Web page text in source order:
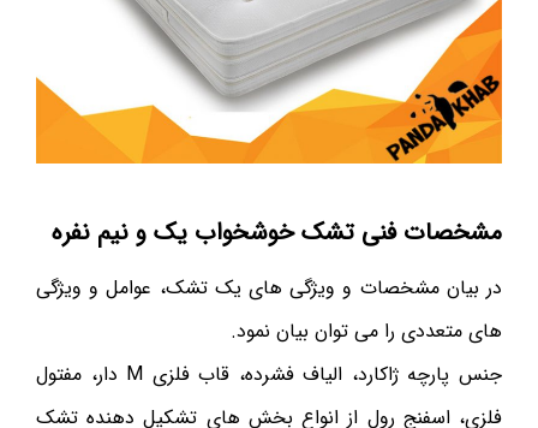
مشخصات فنی تشک خوشخواب یک و نیم نفره
در بیان مشخصات و ویژگی های یک تشک، عوامل و ویژگی
های متعددی را می توان بیان نمود.
جنس پارچه ژاکارد، الیاف فشرده، قاب فلزی M دار، مفتول
فلزی، اسفنج رول از انواع بخش های تشکیل دهنده تشک